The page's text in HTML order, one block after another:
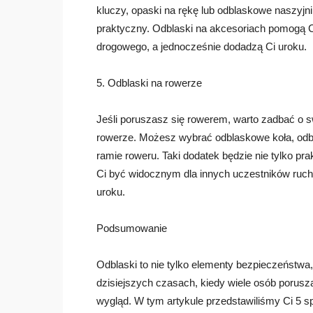
kluczy, opaski na rękę lub odblaskowe
praktyczny. Odblaski na akcesoriach
drogowego, a jednocześnie dodadzą Ci uroku.
5. Odblaski na rowerze
Jeśli poruszasz się rowerem, warto zadbać o
rowerze. Możesz wybrać odblaskowe koła,
ramie roweru. Taki dodatek będzie nie tylko
Ci być widocznym dla innych uczestników
uroku.
Podsumowanie
Odblaski to nie tylko elementy
dzisiejszych czasach, kiedy wiele osób
wygląd. W tym artykule przedstawiliśmy Ci 5